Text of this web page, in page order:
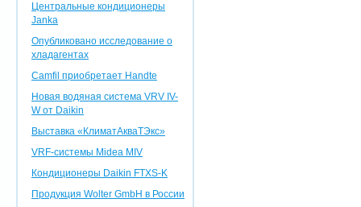
Центральные кондиционеры
Janka
Опубликовано исследование о
хладагентах
Camfil приобретает Handte
Новая водяная система VRV IV-
W от Daikin
Выставка «КлиматАкваТЭкс»
VRF-системы Midea MIV
Кондиционеры Daikin FTXS-K
Продукция Wolter GmbH в России